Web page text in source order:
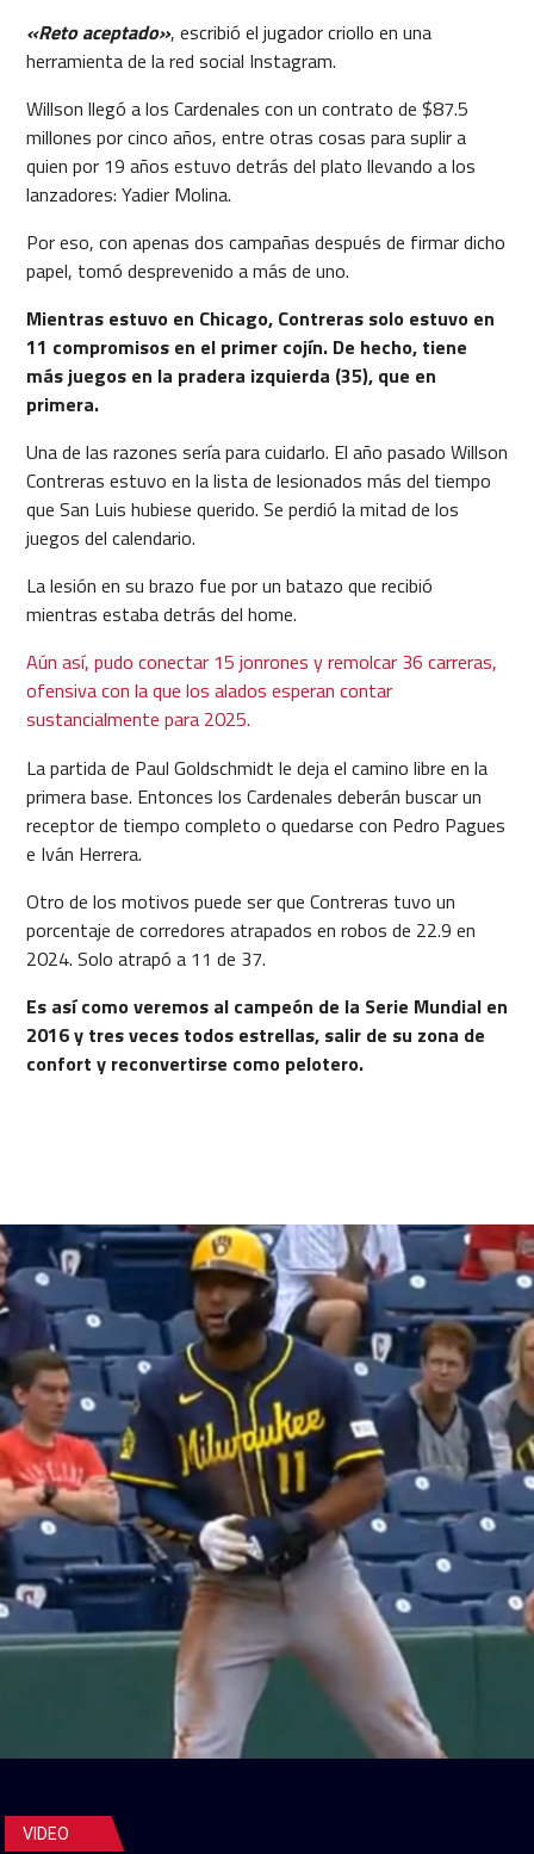
«Reto aceptado», escribió el jugador criollo en una
herramienta de la red social Instagram.
Willson llegó a los Cardenales con un contrato de $87.5
millones por cinco años, entre otras cosas para suplir a
quien por 19 años estuvo detrás del plato llevando a los
lanzadores: Yadier Molina.
Por eso, con apenas dos campañas después de firmar dicho
papel, tomó desprevenido a más de uno.
Mientras estuvo en Chicago, Contreras solo estuvo en
11 compromisos en el primer cojín. De hecho, tiene
más juegos en la pradera izquierda (35), que en
primera.
Una de las razones sería para cuidarlo. El año pasado Willson
Contreras estuvo en la lista de lesionados más del tiempo
que San Luis hubiese querido. Se perdió la mitad de los
juegos del calendario.
La lesión en su brazo fue por un batazo que recibió
mientras estaba detrás del home.
Aún así, pudo conectar 15 jonrones y remolcar 36 carreras,
ofensiva con la que los alados esperan contar
sustancialmente para 2025.
La partida de Paul Goldschmidt le deja el camino libre en la
primera base. Entonces los Cardenales deberán buscar un
receptor de tiempo completo o quedarse con Pedro Pagues
e Iván Herrera.
Otro de los motivos puede ser que Contreras tuvo un
porcentaje de corredores atrapados en robos de 22.9 en
2024. Solo atrapó a 11 de 37.
Es así como veremos al campeón de la Serie Mundial en
2016 y tres veces todos estrellas, salir de su zona de
confort y reconvertirse como pelotero.
VIDEO